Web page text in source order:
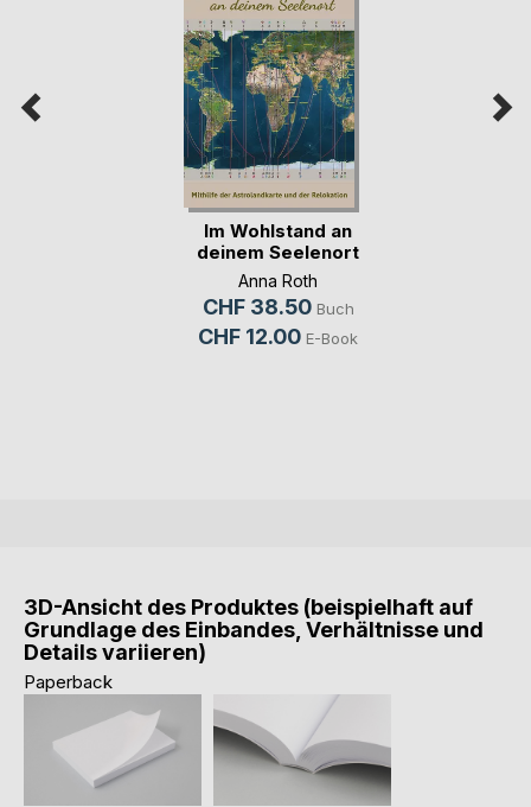
Im Wohlstand an
deinem Seelenort
Anna Roth
CHF 38.50 Buch
CHF 12.00 E-Book
3D-Ansicht des Produktes (beispielhaft auf
Grundlage des Einbandes, Verhältnisse und
Details variieren)
Paperback